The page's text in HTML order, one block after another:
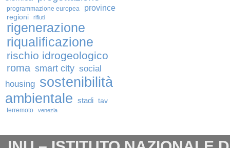
programmazione europea province
regioni rifiuti
rigenerazione
riqualificazione
rischio idrogeologico
roma smart city social
housing sostenibilità
ambientale stadi tav
terremoto venezia